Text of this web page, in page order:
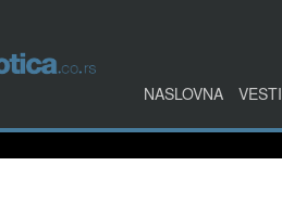
NASLOVNA VESTI